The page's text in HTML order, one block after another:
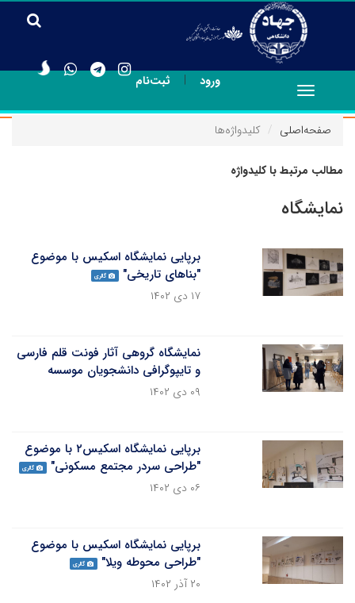
ورود | ثبت‌نام
Toggle
navigation
صفحه‌اصلی
کلیدواژه‌ها
مطالب مرتبط با کلیدواژه
نمایشگاه
برپایی نمایشگاه اسکیس با موضوع
"بناهای تاریخی"
گالری
۱۷ دی ۱۴۰۲
نمایشگاه گروهی آثار فونت قلم فارسی
و تایپوگرافی دانشجویان موسسه
۰۹ دی ۱۴۰۲
برپایی نمایشگاه اسکیس۲ با موضوع
"طراحی سردر مجتمع مسکونی"
گالری
۰۶ دی ۱۴۰۲
برپایی نمایشگاه اسکیس با موضوع
"طراحی محوطه ویلا"
گالری
۲۰ آذر ۱۴۰۲